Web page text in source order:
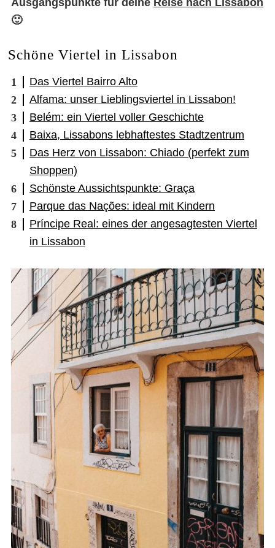
Ausgangspunkte für deine Reise nach Lissabon
🙂
Schöne Viertel in Lissabon
Das Viertel Bairro Alto
Alfama: unser Lieblingsviertel in Lissabon!
Belém: ein Viertel voller Geschichte
Baixa, Lissabons lebhaftestes Stadtzentrum
Das Herz von Lissabon: Chiado (perfekt zum
Shoppen)
Schönste Aussichtspunkte: Graça
Parque das Nações: ideal mit Kindern
Príncipe Real: eines der angesagtesten Viertel
in Lissabon